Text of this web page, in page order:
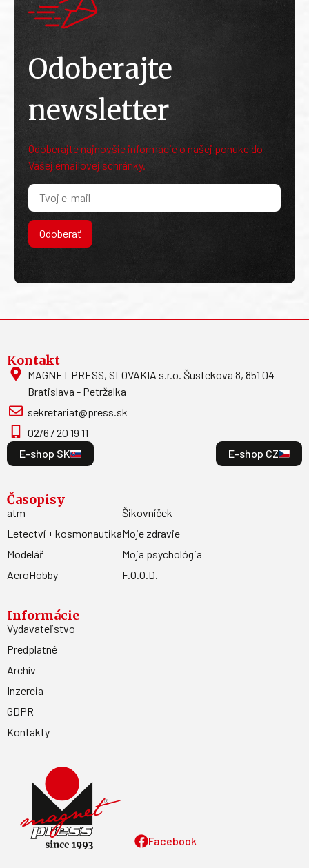
Odoberajte
newsletter
Odoberajte najnovšie informácie o našej ponuke do
Vašej emailovej schránky.
Odoberať
Facebook
Kontakt
MAGNET PRESS, SLOVAKIA s.r.o. Šustekova 8, 851 04
Bratislava - Petržalka
sekretariat@press.sk
02/67 20 19 11
E-shop SK
E-shop CZ
Časopisy
atm
Letectví + kosmonautika
Modelář
AeroHobby
Šikovníček
Moje zdravie
Moja psychológia
F.O.O.D.
Informácie
Vydavateľstvo
Predplatné
Archív
Inzercia
GDPR
Kontakty